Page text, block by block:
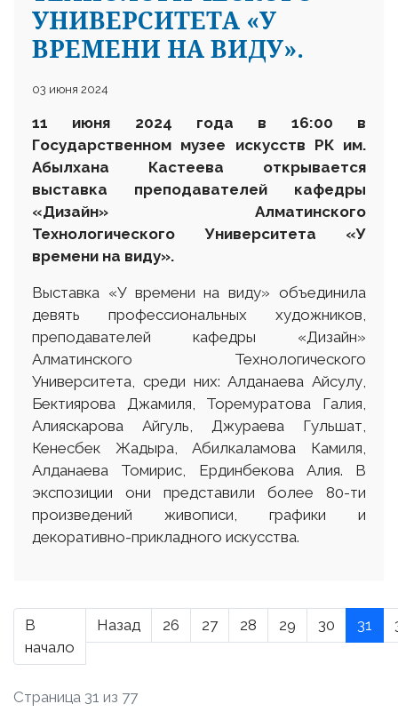
УНИВЕРСИТЕТА «У
ВРЕМЕНИ НА ВИДУ».
03 июня 2024
11 июня 2024 года в 16:00 в
Государственном музее искусств РК им.
Абылхана Кастеева открывается
выставка преподавателей кафедры
«Дизайн» Алматинского
Технологического Университета «У
времени на виду».
Выставка «У времени на виду» объединила
девять профессиональных художников,
преподавателей кафедры «Дизайн»
Алматинского Технологического
Университета, среди них: Алданаева Айсулу,
Бектиярова Джамиля, Торемуратова Галия,
Алияскарова Айгуль, Джураева Гульшат,
Кенесбек Жадыра, Абилкаламова Камиля,
Алданаева Томирис, Ердинбекова Алия. В
экспозиции они представили более 80-ти
произведений живописи, графики и
декоративно-прикладного искусства.
В
начало
Назад 26 27 28 29 30 31
Страница 31 из 77